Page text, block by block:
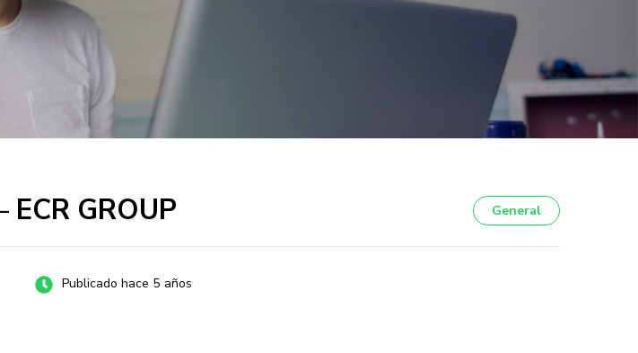
GROUP General
Publicado hace 5 años